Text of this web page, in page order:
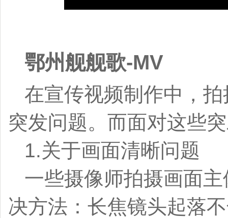
鄂州舰舰歌-MV
在宣传视频制作中，
突发问题。而面对这些
1.关于画面清晰问题
一些摄像师拍摄画面
决方法：长焦镜头起落